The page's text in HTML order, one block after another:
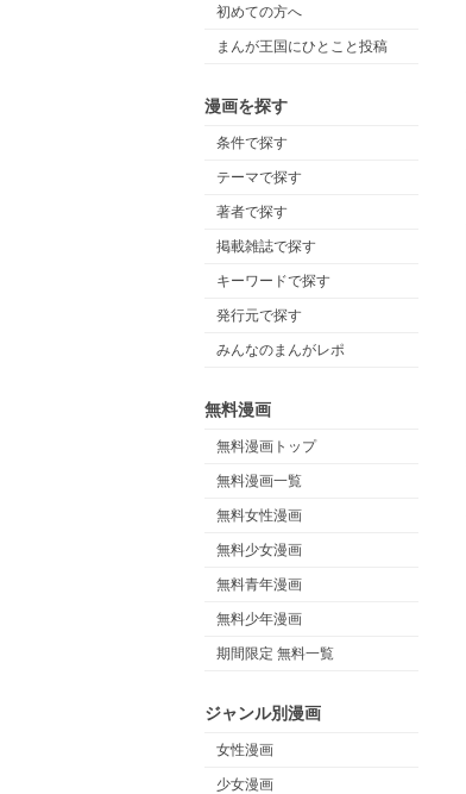
初めての方へ
まんが王国にひとこと投稿
漫画を探す
条件で探す
テーマで探す
著者で探す
掲載雑誌で探す
キーワードで探す
発行元で探す
みんなのまんがレポ
無料漫画
無料漫画トップ
無料漫画一覧
無料女性漫画
無料少女漫画
無料青年漫画
無料少年漫画
期間限定 無料一覧
ジャンル別漫画
女性漫画
少女漫画